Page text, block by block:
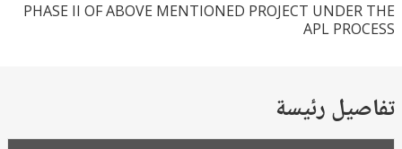
PHASE II OF ABOVE MENTIONED PROJECT
APL
رئيسة